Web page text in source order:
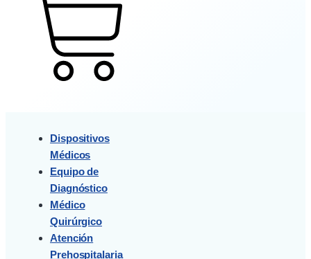
Dispositivos
Médicos
Equipo de
Diagnóstico
Médico
Quirúrgico
Atención
Prehospitalaria